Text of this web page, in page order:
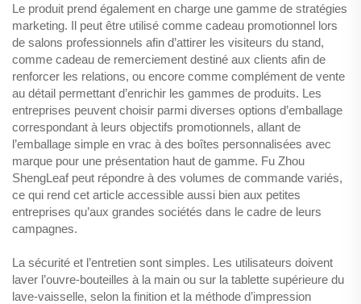
Le produit prend également en charge une gamme de stratégies
marketing. Il peut être utilisé comme cadeau promotionnel lors
de salons professionnels afin d’attirer les visiteurs du stand,
comme cadeau de remerciement destiné aux clients afin de
renforcer les relations, ou encore comme complément de vente
au détail permettant d’enrichir les gammes de produits. Les
entreprises peuvent choisir parmi diverses options d’emballage
correspondant à leurs objectifs promotionnels, allant de
l’emballage simple en vrac à des boîtes personnalisées avec
marque pour une présentation haut de gamme. Fu Zhou
ShengLeaf peut répondre à des volumes de commande variés,
ce qui rend cet article accessible aussi bien aux petites
entreprises qu’aux grandes sociétés dans le cadre de leurs
campagnes.
La sécurité et l’entretien sont simples. Les utilisateurs doivent
laver l’ouvre-bouteilles à la main ou sur la tablette supérieure du
lave-vaisselle, selon la finition et la méthode d’impression